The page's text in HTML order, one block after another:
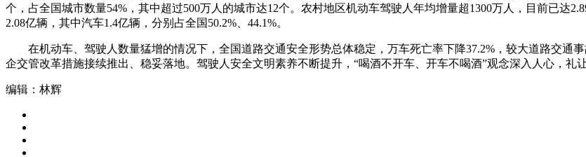
个，占全国城市数量54%，其中超过500万人的城市达12个。农村地区机动车驾驶人年均增量超1300万人，目前已达
2.08亿辆，其中汽车1.4亿辆，分别占全国50.2%、44.1%。
在机动车、驾驶人数量猛增的情况下，全国道路交通安全形势总体稳定，万车死亡率下降37.2%，较大道路交通事
企交管改革措施接续推出、稳妥落地。驾驶人安全文明素养不断提升，“喝酒不开车、开车不喝酒”观念深入人心，礼
编辑：林辉